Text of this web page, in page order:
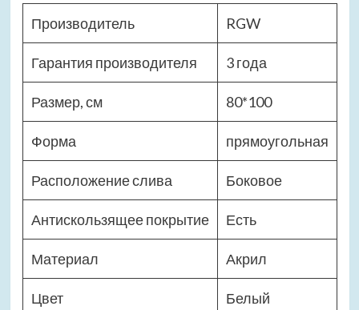
Производитель RGW
Гарантия производителя 3 года
Размер, см 80*100
Форма прямоугольная
Расположение слива Боковое
Антискользящее покрытие Есть
Материал Акрил
Цвет Белый